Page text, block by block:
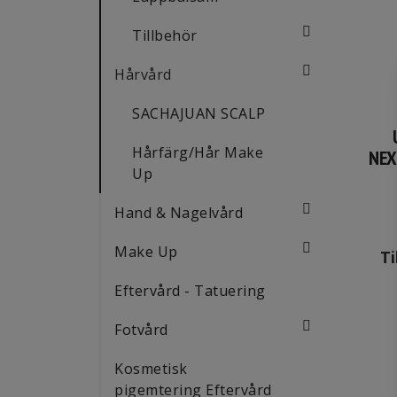
Tillbehör
Hårvård
SACHAJUAN SCALP
Hårfärg/Hår Make
Up
Hand & Nagelvård
Make Up
Eftervård - Tatuering
Fotvård
Kosmetisk
pigemtering Eftervård